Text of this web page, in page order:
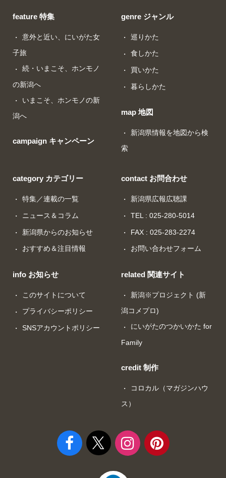
feature 特集
意外と近い、にいがた女
子旅
続・いまこそ、ホンモノ
の新潟へ
いまこそ、ホンモノの新
潟へ
campaign キャンペーン
genre ジャンル
巡りかた
食しかた
買いかた
暮らしかた
map 地図
新潟県情報を地図から検
索
category カテゴリー
特集／連載の一覧
ニュース＆コラム
新潟県からのお知らせ
おすすめ＆注目情報
info お知らせ
このサイトについて
プライバシーポリシー
SNSアカウントポリシー
contact お問合わせ
新潟県広報広聴課
TEL : 025-280-5014
FAX : 025-283-2274
お問い合わせフォーム
related 関連サイト
新潟※プロジェクト (新
潟コメプロ)
にいがたのつかいかた for
Family
credit 制作
コロカル（マガジンハウ
ス）